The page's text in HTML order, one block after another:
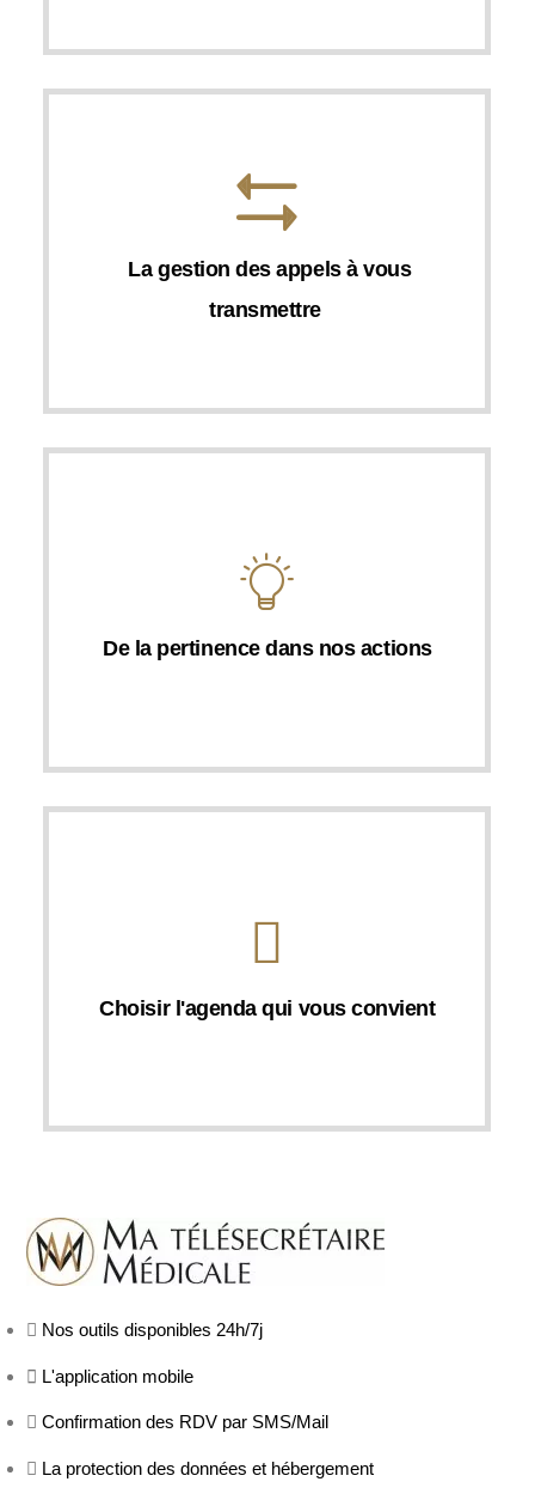
La gestion des appels à vous
transmettre
De la pertinence dans nos actions
Choisir l'agenda qui vous convient
Nos outils disponibles 24h/7j
L'application mobile
Confirmation des RDV par SMS/Mail
La protection des données et hébergement